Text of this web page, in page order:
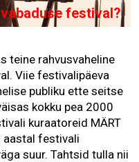
festival?
teine rahvusvaheline
Viie festivalipäeva
publiku ette seitse
kokku pea 2000
kuraatoreid MÄRT
aastal festivali
suur. Tahtsid tulla nii